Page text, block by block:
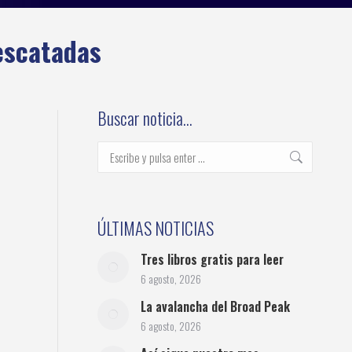
Buscar noticia…
Buscar:
ÚLTIMAS NOTICIAS
Tres libros gratis para leer
6 agosto, 2026
La avalancha del Broad Peak
6 agosto, 2026